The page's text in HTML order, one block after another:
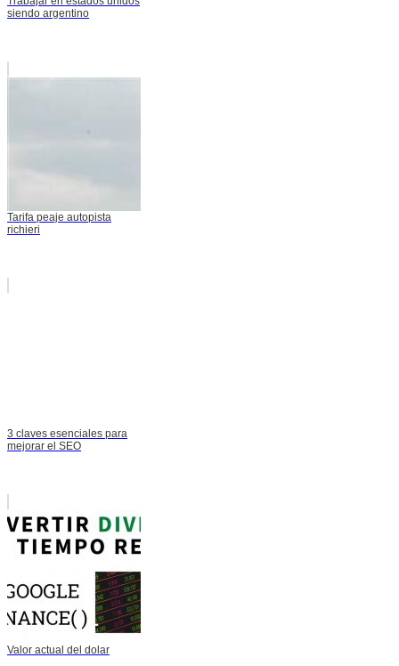
siendo argentino
Tarifa peaje autopista
richieri
3 claves esenciales para
mejorar el SEO
Valor actual del dolar